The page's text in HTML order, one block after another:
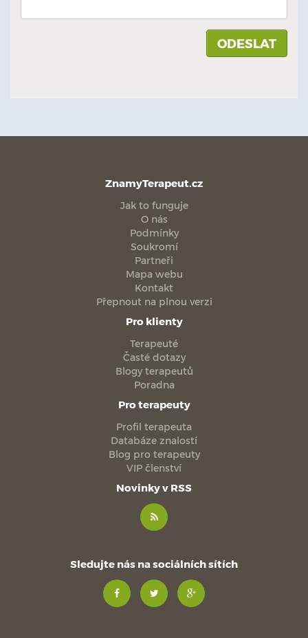
ZnamyTerapeut.cz
Jak to funguje
O nás
Podmínky
Soukromí
Partneři
Mapa webu
Kontakt
Přepnout na plnou verzi
Pro klienty
Terapeuté
Časté dotazy
Blogy terapeutů
Poradna
Pro terapeuty
Profil terapeuta
Databáze znalostí
Blog pro terapeuty
VIP členství
Novinky v RSS
Sledujte nás na sociálních sítích